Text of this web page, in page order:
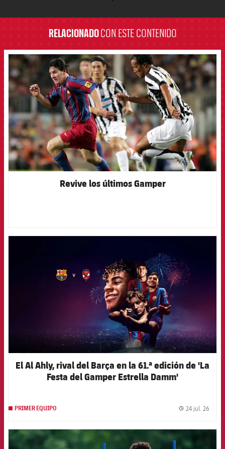
RELACIONADOCON ESTE CONTENIDO
FCB Barcelona badge
Revive los últimos Gamper
El Al Ahly, rival del Barça en la 61.ª edición de 'La
Festa del Gamper Estrella Damm'
PRIMER EQUIPO 24 jul. 26
FCB Barcelona badge